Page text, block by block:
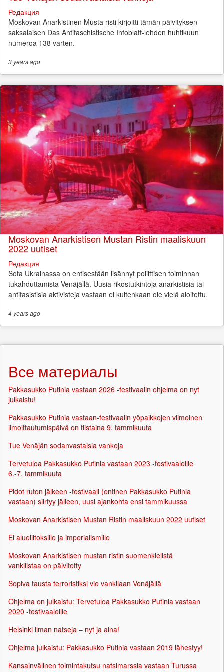
Редакция
Moskovan Anarkistinen Musta risti kirjoitti tämän päivityksen
saksalaisen Das Antifaschistische Infoblatt-lehden huhtikuun
numeroa 138 varten.
3 yearsago
Moskovan Anarkistisen Mustan Ristin maaliskuun
2022 uutiset
Редакция
Sota Ukrainassa on entisestään lisännyt poliittisen toiminnan
tukahduttamista Venäjällä. Uusia rikostutkintoja anarkistisia tai
antifasistisia aktivisteja vastaan ei kuitenkaan ole vielä aloitettu.
4 yearsago
Все материалы
Pakkasukko Putinia vastaan 2026 -festivaalin ohjelma on nyt
julkaistu!
Pakkasukko Putinia vastaan-festivaalin yöpaikkojen viimeinen
ilmoittautumispäivä on tiistaina 9. tammikuuta
Tue Venäjän sodanvastaisia vankeja
Tervetuloa Pakkasukko Putinia vastaan 2023 -festivaaleille
6.-7. tammikuuta
Pidot ruton jälkeen -festivaali (entinen Pakkasukko Putinia
vastaan) siirtyy jälleen, uusi ajankohta ensi tammikuussa
Moskovan Anarkistisen Mustan Ristin maaliskuun 2022 uutiset
Ei alueliitoksille ja imperialismille
Moskovan Anarkistisen mustan ristin suomenkielistä
vankilistaa on päivitetty
Sopiva tausta terroristiksi vie vankilaan Venäjällä
Ohjelma on julkaistu: Tervetuloa Pakkasukko Putinia vastaan
2020 -festivaaleille
Helsinki ilman natseja – nyt ja aina!
Ohjelma julkaistu: Pakkasukko Putinia vastaan 2019 lähestyy!
Kansainvälinen toimintakutsu natsimarssia vastaan Turussa